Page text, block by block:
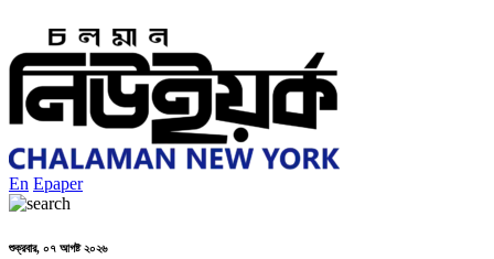
En Epaper
শুক্রবার, ০৭ আগষ্ট ২০২৬